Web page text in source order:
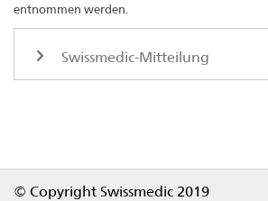
entnommen werden.
Swissmedic-Mitteilung
© Copyright Swissmedic 2019